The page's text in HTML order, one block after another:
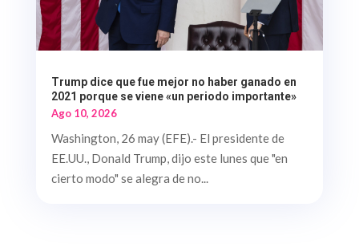
Trump dice que fue mejor no haber ganado en
2021 porque se viene «un periodo importante»
Ago 10, 2026
Washington, 26 may (EFE).- El presidente de
EE.UU., Donald Trump, dijo este lunes que "en
cierto modo" se alegra de no...